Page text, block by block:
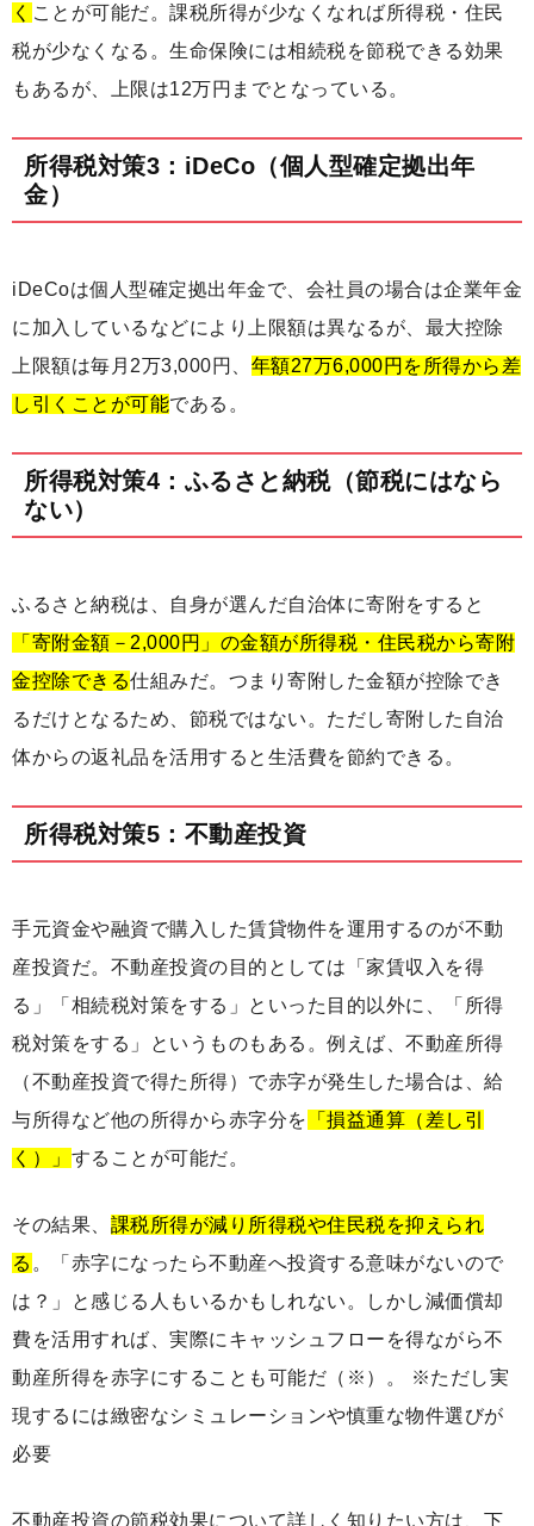
く ことが可能だ。課税所得が少なくなれば所得税・住民
税が少なくなる。生命保険には相続税を節税できる効果
もあるが、上限は12万円までとなっている。
所得税対策3：iDeCo（個人型確定拠出年
金）
iDeCoは個人型確定拠出年金で、会社員の場合は企業年金
に加入しているなどにより上限額は異なるが、最大控除
上限額は毎月2万3,000円、 年額27万6,000円を所得から差
し引くことが可能である。
所得税対策4：ふるさと納税（節税にはなら
ない）
ふるさと納税は、自身が選んだ自治体に寄附をすると
「寄附金額－2,000円」の金額が所得税・住民税から寄附
金控除できる仕組みだ。つまり寄附した金額が控除でき
るだけとなるため、節税ではない。ただし寄附した自治
体からの返礼品を活用すると生活費を節約できる。
所得税対策5：不動産投資
手元資金や融資で購入した賃貸物件を運用するのが不動
産投資だ。不動産投資の目的としては「家賃収入を得
る」「相続税対策をする」といった目的以外に、「所得
税対策をする」というものもある。例えば、不動産所得
（不動産投資で得た所得）で赤字が発生した場合は、給
与所得など他の所得から赤字分を 「損益通算（差し引
く）」 することが可能だ。
その結果、 課税所得が減り所得税や住民税を抑えられ
る 。「赤字になったら不動産へ投資する意味がないので
は？」と感じる人もいるかもしれない。しかし減価償却
費を活用すれば、実際にキャッシュフローを得ながら不
動産所得を赤字にすることも可能だ（※）。 ※ただし実
現するには緻密なシミュレーションや慎重な物件選びが
必要
不動産投資の節税効果について詳しく知りたい方は、下